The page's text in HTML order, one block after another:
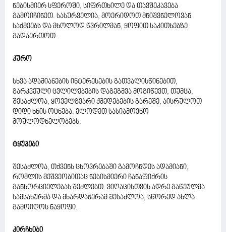
ნებისმიერ სფეროში, სიფრთხილე და თავშეკავება
გამოიჩინეთ. სასურველია, მოერიდოთ მნიშვნელოვან
საქმეებს და მხოლოდ წვრილმან, ყოფით საკითხებზე
გადაერთოთ.
კურო
სხვა ადამიანების ინტერესების გათვალისწინებით,
გარკვეული ცვლილებების დაგეგმვა მოგიწევთ, თუმცა,
შესაძლოა, ყოველგვარი ქმედებების გარეშე, აისრულოთ
დიდი ხნის ოცნება. ელოდეთ სასიამოვნო
მოულოდნელობებს.
ტყუპები
შესაძლოა, თქვენს ცხოვრებაში გამოჩნდეს ადამიანი,
რომლის მეშვეობითაც ნებისმიერი ჩანაფიქრის
განხორციელებას შეძლებთ. ვიღაცისთვის ადრე გაწეულმა
სამსახურმა და მხარდაჭერამ შესაძლოა, სწორედ ახლა
გამოიღოს ნაყოფი.
კირჩხიბი